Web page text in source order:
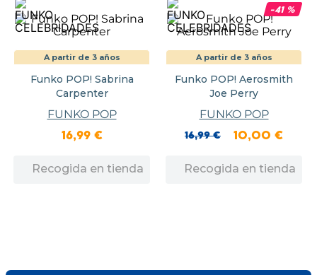
A partir de 3 años
Funko POP! Sabrina
Carpenter
FUNKO POP
16,99 €
Recogida en tienda
-41%
A partir de 3 años
Funko POP! Aerosmith
Joe Perry
FUNKO POP
16,99 € 10,00 €
Recogida en tienda